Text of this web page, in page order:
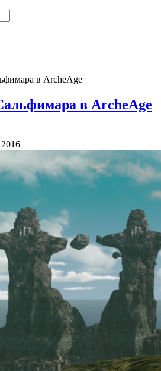
в ArcheAge
в ArcheAge